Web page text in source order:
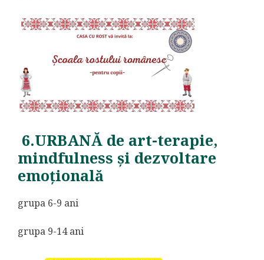
6.URBANĂ de art-terapie,
mindfulness și dezvoltare
emoțională
grupa 6-9 ani
grupa 9-14 ani